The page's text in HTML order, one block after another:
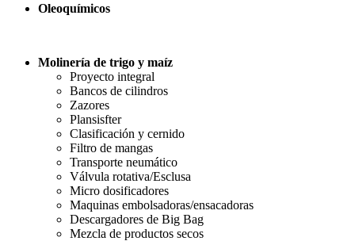
Oleoquímicos
Molinería de trigo y maíz
Proyecto integral
Bancos de cilindros
Zazores
Plansisfter
Clasificación y cernido
Filtro de mangas
Transporte neumático
Válvula rotativa/Esclusa
Micro dosificadores
Maquinas embolsadoras/ensacadoras
Descargadores de Big Bag
Mezcla de productos secos